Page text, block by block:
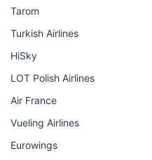
Tarom
Turkish Airlines
HiSky
LOT Polish Airlines
Air France
Vueling Airlines
Eurowings